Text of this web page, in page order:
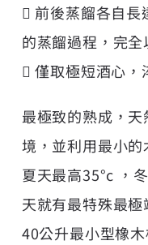
 前後蒸餾各自長
的蒸餾過程，完
 僅取極短酒心，
最極致的熟成，
境，並利用最小
夏天最高35°c ，
天就有最特殊最
40公升最小型橡